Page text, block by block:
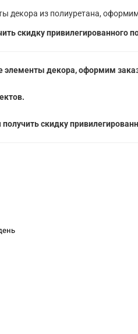
из полиуретана,
скидку привилегированного
декора, оформим
скидку